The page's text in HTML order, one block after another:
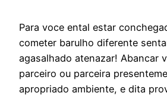
Para voce ental estar
cometer barulho diferente
agasalhado atenazar! Abancar
parceiro ou parceira
apropriado ambiente, e dita